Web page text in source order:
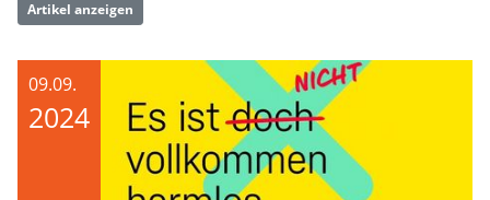
Artikel anzeigen
09.09.
2024